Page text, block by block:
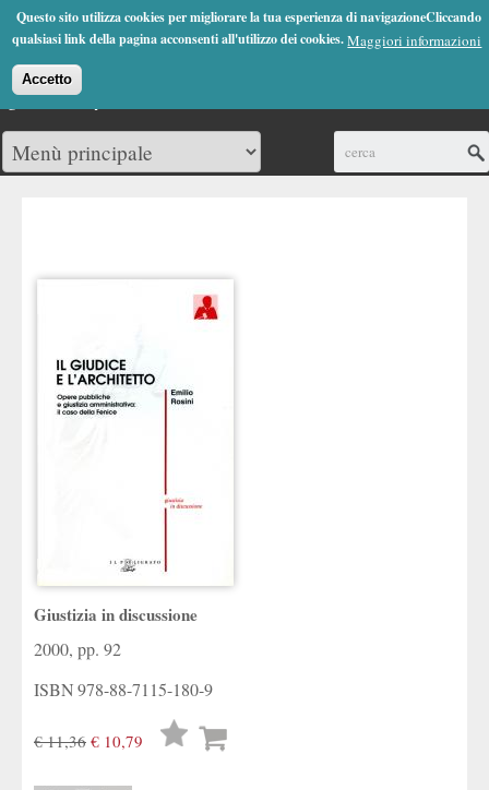
Questo sito utilizza cookies per migliorare la tua esperienza di navigazioneCliccando
qualsiasi link della pagina acconsenti all'utilizzo dei cookies.Maggiori informazioni
Accetto
Jump to Navigation
(0)
Giustizia in discussione
2000, pp. 92
ISBN978-88-7115-180-9
€ 11,36 € 10,79
Lista